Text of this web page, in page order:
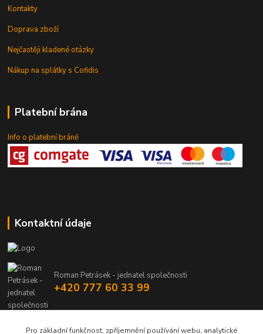
Kontakty
Doprava zboží
Nejčastěji kladené otázky
Nákup na splátky s Cofidis
Platební brána
Info o platební bráně
Kontaktní údaje
Roman Petrásek - jednatel společnosti
+420 777 60 33 99
Pro základní funkčnost, zpříjemnění používání webu, analytické